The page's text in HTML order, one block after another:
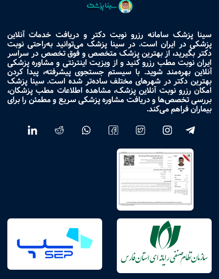
سینا پزشک سامانه رزرو نوبت دکتر و دریافت خدمات آنلاین
پزشکی در ایران است. در سینا پزشک می‌توانید به‌راحتی نوبت
دکتر بگیرید، از بهترین پزشک متخصص و فوق تخصص در سراسر
ایران نوبت مطب رزرو کنید و از ویزیت اینترنتی و مشاوره پزشکی
آنلاین بهره‌مند شوید. با سیستم جستجوی پیشرفته، پیدا کردن
بهترین دکتر در شهرهای مختلف ساده‌تر شده است. سینا پزشک
امکان رزرو نوبت آنلاین پزشک، مشاهده اطلاعات مطب پزشکان،
بررسی تخصص‌ها و دریافت مشاوره پزشکی سریع و مطمئن را برای
بیماران فراهم می‌کند.